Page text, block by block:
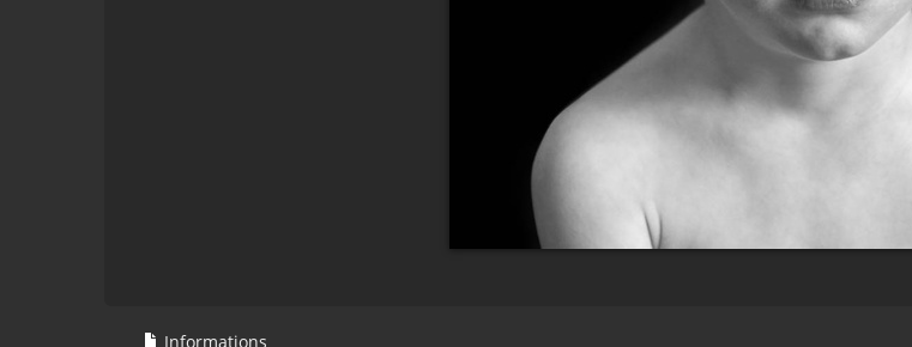
Informations